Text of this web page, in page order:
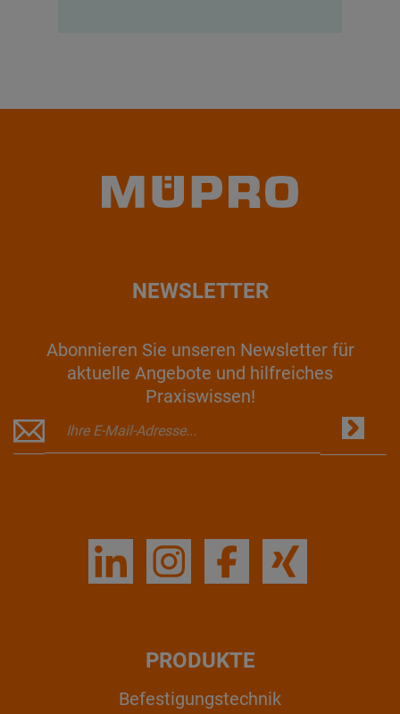
NEWSLETTER
Abonnieren Sie unseren Newsletter für
aktuelle Angebote und hilfreiches
Praxiswissen!
PRODUKTE
Befestigungstechnik